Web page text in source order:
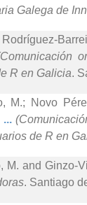
Galega de
R en Galicia.
M.; Novo
de R en
M. and Ginzo-
. Santiago